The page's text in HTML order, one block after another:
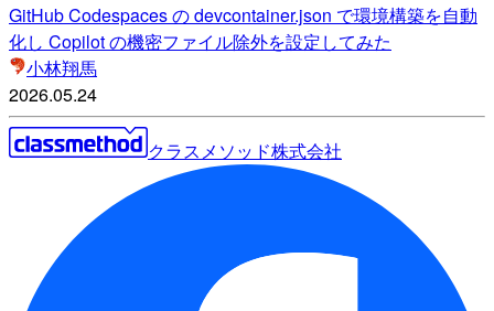
GitHub Codespaces の devcontainer.json で環境構築を自動
化し Copilot の機密ファイル除外を設定してみた
小林翔馬
2026.05.24
クラスメソッド株式会社